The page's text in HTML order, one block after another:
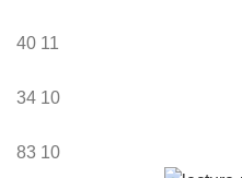
40 11
34 10
83 10